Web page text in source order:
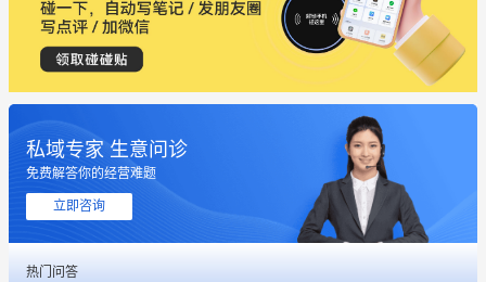
私域专家 生意问诊
免费解答你的经营难题
立即咨询
热门问答
这个营销策划案例推荐大家看一下
用有赞就能在微信、小红书同时经营了